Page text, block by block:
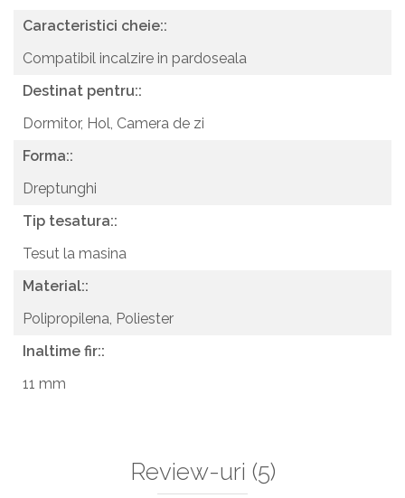
Caracteristici cheie::
Compatibil incalzire in pardoseala
Destinat pentru::
Dormitor, Hol, Camera de zi
Forma::
Dreptunghi
Tip tesatura::
Tesut la masina
Material::
Polipropilena, Poliester
Inaltime fir::
11 mm
Review-uri (5)